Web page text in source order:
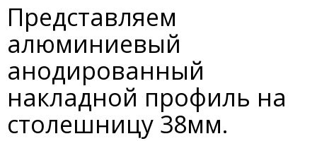
Представляем
алюминиевый
анодированный
накладной профиль на
столешницу 38мм.